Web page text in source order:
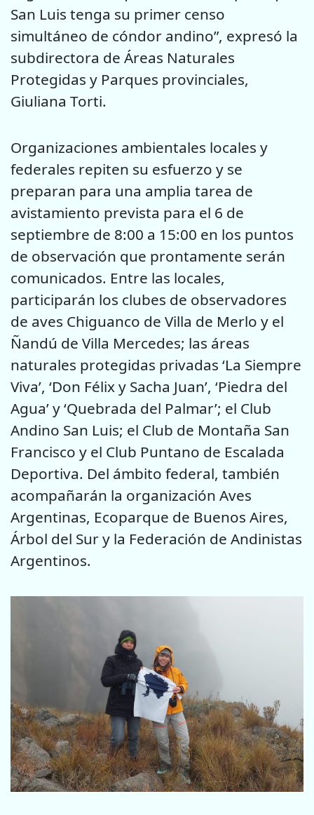
San Luis tenga su primer censo
simultáneo de cóndor andino”, expresó la
subdirectora de Áreas Naturales
Protegidas y Parques provinciales,
Giuliana Torti.
Organizaciones ambientales locales y
federales repiten su esfuerzo y se
preparan para una amplia tarea de
avistamiento prevista para el 6 de
septiembre de 8:00 a 15:00 en los puntos
de observación que prontamente serán
comunicados. Entre las locales,
participarán los clubes de observadores
de aves Chiguanco de Villa de Merlo y el
Ñandú de Villa Mercedes; las áreas
naturales protegidas privadas ‘La Siempre
Viva’, ‘Don Félix y Sacha Juan’, ‘Piedra del
Agua’ y ‘Quebrada del Palmar’; el Club
Andino San Luis; el Club de Montaña San
Francisco y el Club Puntano de Escalada
Deportiva. Del ámbito federal, también
acompañarán la organización Aves
Argentinas, Ecoparque de Buenos Aires,
Árbol del Sur y la Federación de Andinistas
Argentinos.